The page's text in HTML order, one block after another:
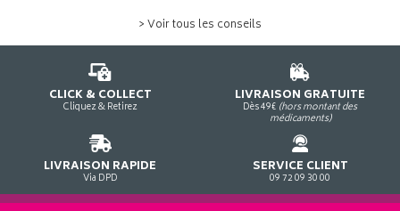
> Voir tous les conseils
CLICK & COLLECT
Cliquez & Retirez
LIVRAISON GRATUITE
Dès 49€ (hors montant des
médicaments)
LIVRAISON RAPIDE
Via DPD
SERVICE CLIENT
09 72 09 30 00